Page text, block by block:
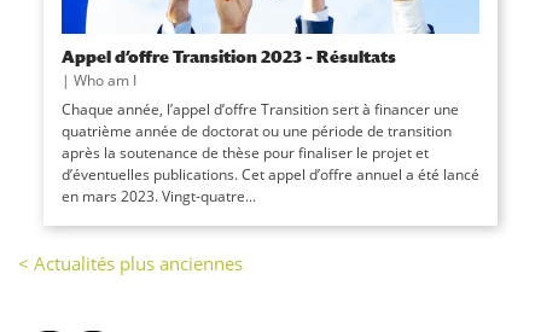
Appel d’offre Transition 2023 – Résultats
| Who am I
Chaque année, l’appel d’offre Transition sert à financer une
quatrième année de doctorat ou une période de transition
après la soutenance de thèse pour finaliser le projet et
d’éventuelles publications. Cet appel d’offre annuel a été lancé
en mars 2023. Vingt-quatre...